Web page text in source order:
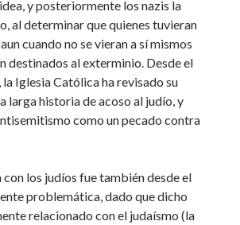
y posteriormente los nazis la
al determinar que quienes tuvieran
cuando no se vieran a sí mismos
destinados al exterminio. Desde el
Iglesia Católica ha revisado su
larga historia de acoso al judío, y
como un pecado contra
con los judíos fue también desde el
problemática, dado que dicho
relacionado con el judaísmo (la